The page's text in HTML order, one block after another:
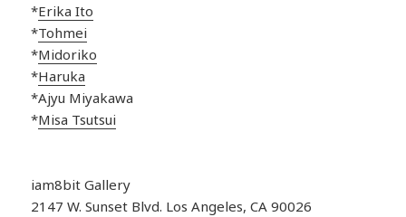
*Erika Ito
*Tohmei
*Midoriko
*Haruka
*Ajyu Miyakawa
*Misa Tsutsui
iam8bit Gallery
2147 W. Sunset Blvd. Los Angeles, CA 90026